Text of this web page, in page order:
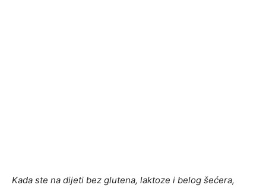
Kada ste na dijeti bez glutena, laktoze i belog šećera,